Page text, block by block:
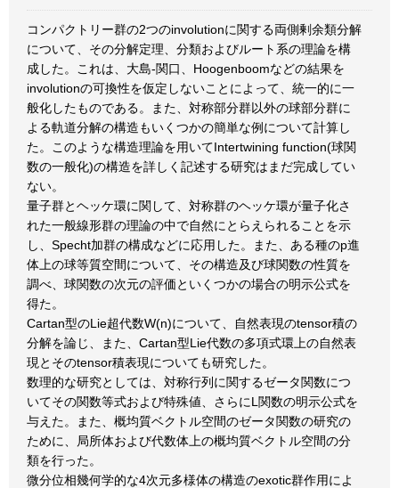
コンパクトリー群の2つのinvolutionに関する両側剰余類分解
について、その分解定理、分類およびルート系の理論を構
成した。これは、大島-関口、Hoogenboomなどの結果を
involutionの可換性を仮定しないことによって、統一的に一
般化したものである。また、対称部分群以外の球部分群に
よる軌道分解の構造もいくつかの簡単な例について計算し
た。このような構造理論を用いてIntertwining function(球関
数の一般化)の構造を詳しく記述する研究はまだ完成してい
ない。
量子群とヘッケ環に関して、対称群のヘッケ環が量子化さ
れた一般線形群の理論の中で自然にとらえられることを示
し、Specht加群の構成などに応用した。また、ある種のp進
体上の球等質空間について、その構造及び球関数の性質を
調べ、球関数の次元の評価といくつかの場合の明示公式を
得た。
Cartan型のLie超代数W(n)について、自然表現のtensor積の
分解を論じ、また、Cartan型Lie代数の多項式環上の自然表
現とそのtensor積表現についても研究した。
数理的な研究としては、対称行列に関するゼータ関数につ
いてその関数等式および特殊値、さらにL関数の明示公式を
与えた。また、概均質ベクトル空間のゼータ関数の研究の
ために、局所体および代数体上の概均質ベクトル空間の分
類を行った。
微分位相幾何学的な4次元多様体の構造のexotic群作用によ